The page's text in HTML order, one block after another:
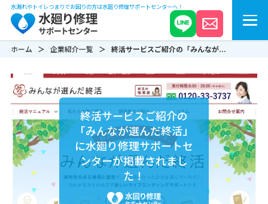
水漏れやトイレつまりでお困りの方は水廻り修理サポートセンターへ！
ホーム 企業紹介一覧 終活サービスご紹介の「みんなが...
終活サービスご紹介の
「みんなが選んだ終活」
に水廻り修理サポートセ
ンターが掲載されまし
た！